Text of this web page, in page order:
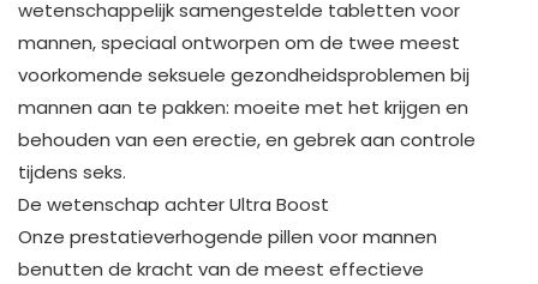
wetenschappelijk samengestelde tabletten voor
mannen, speciaal ontworpen om de twee meest
voorkomende seksuele gezondheidsproblemen bij
mannen aan te pakken: moeite met het krijgen en
behouden van een erectie, en gebrek aan controle
tijdens seks.
De wetenschap achter Ultra Boost
Onze prestatieverhogende pillen voor mannen
benutten de kracht van de meest effectieve